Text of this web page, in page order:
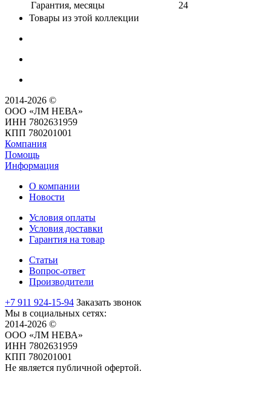
Гарантия, месяцы
24
Товары из этой коллекции
2014-2026 ©
ООО «ЛМ НЕВА»
ИНН 7802631959
КПП 780201001
Компания
Помощь
Информация
О компании
Новости
Условия оплаты
Условия доставки
Гарантия на товар
Статьи
Вопрос-ответ
Производители
+7 911 924-15-94 Заказать звонок
Мы в социальных сетях:
2014-2026 ©
ООО «ЛМ НЕВА»
ИНН 7802631959
КПП 780201001
Не является публичной офертой.